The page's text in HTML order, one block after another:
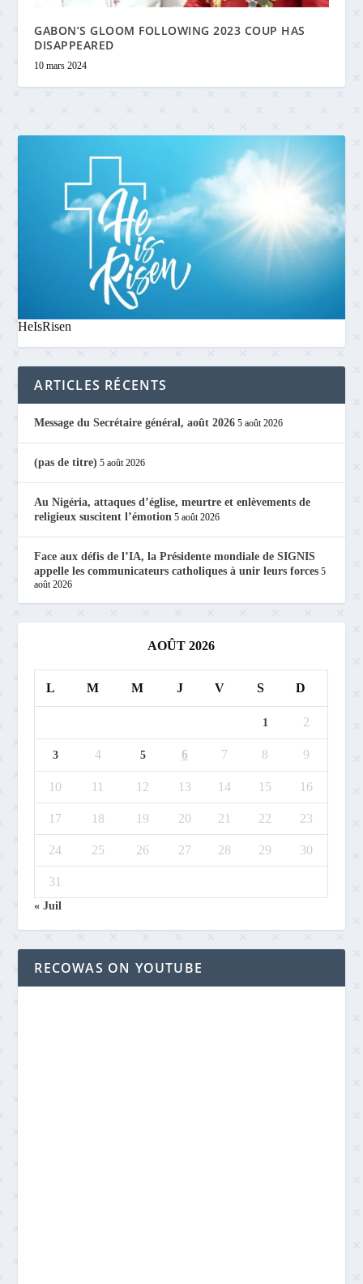
GABON’S GLOOM FOLLOWING 2023 COUP HAS
DISAPPEARED
10 mars 2024
HeIsRisen
ARTICLES RÉCENTS
Message du Secrétaire général, août 2026 5 août 2026
(pas de titre) 5 août 2026
Au Nigéria, attaques d’église, meurtre et enlèvements de
religieux suscitent l’émotion 5 août 2026
Face aux défis de l’IA, la Présidente mondiale de SIGNIS
appelle les communicateurs catholiques à unir leurs forces 5
août 2026
AOÛT 2026
L M M J V S D
1 2
3 4 5 6 7 8 9
10 11 12 13 14 15 16
17 18 19 20 21 22 23
24 25 26 27 28 29 30
31
« Juil
RECOWAS ON YOUTUBE